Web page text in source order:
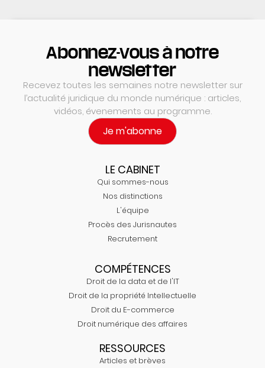
Abonnez-vous à notre
newsletter
Recevez toutes les semaines notre newsletter sur
l’actualité juridique du monde numérique : articles,
vidéos, évenements au programme.
Je m'abonne
LE CABINET
Qui sommes-nous
Nos distinctions
L'équipe
Procès des Jurisnautes
Recrutement
COMPÉTENCES
Droit de la data et de l'IT
Droit de la propriété Intellectuelle
Droit du E-commerce
Droit numérique des affaires
RESSOURCES
Articles et brèves